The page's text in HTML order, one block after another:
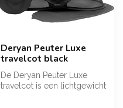
Deryan Peuter Luxe
travelcot black
De Deryan Peuter Luxe
travelcot is een lichtgewicht